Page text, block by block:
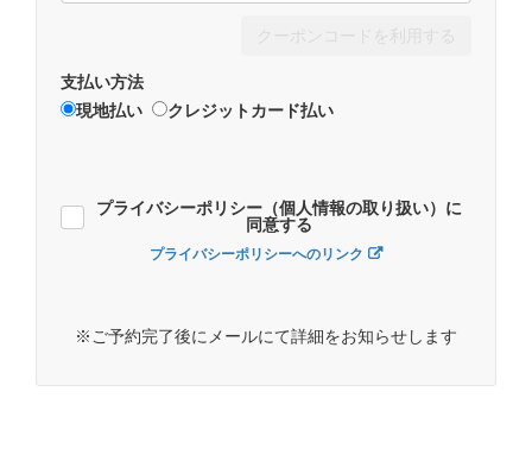
支払い方法
現地払い
クレジットカード払い
プライバシーポリシー（個人情報の取り扱い）に
同意する
プライバシーポリシーへのリンク
※ご予約完了後にメールにて詳細をお知らせします